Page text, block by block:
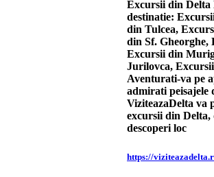
Excursii din
destinatie:
din Tulcea,
din Sf.
Excursii din
Jurilovca,
Aventurati-va pe
admirati peisajele
ViziteazaDelta va
excursii din Delta,
descoperi loc
https://